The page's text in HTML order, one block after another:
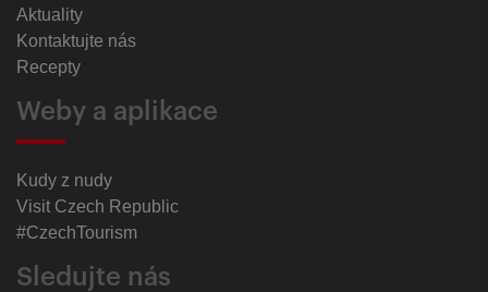
Aktuality
Kontaktujte nás
Recepty
Weby a aplikace
Kudy z nudy
Visit Czech Republic
#CzechTourism
Sledujte nás